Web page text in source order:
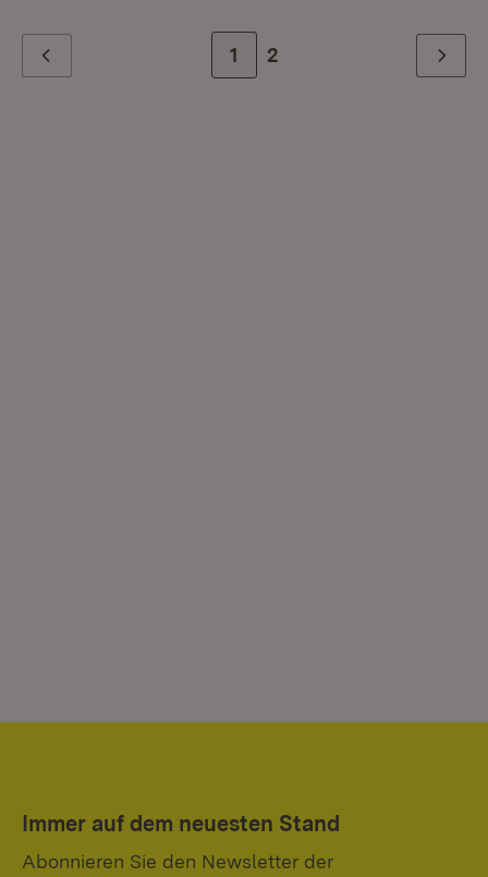
Zur Seite
1 Zur letzten Seite
2 Weiter
Immer auf dem neuesten Stand
Abonnieren Sie den Newsletter der